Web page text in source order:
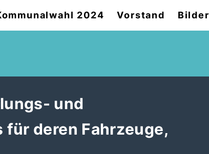
2024 Vorstand Bilder
und
deren Fahrzeuge,